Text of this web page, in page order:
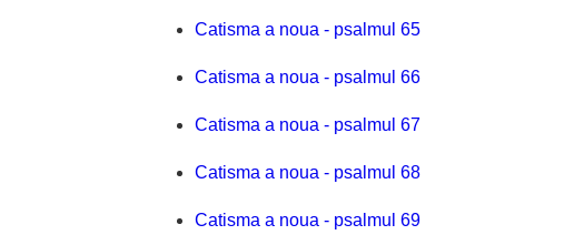
Catisma a noua - psalmul 65
Catisma a noua - psalmul 66
Catisma a noua - psalmul 67
Catisma a noua - psalmul 68
Catisma a noua - psalmul 69